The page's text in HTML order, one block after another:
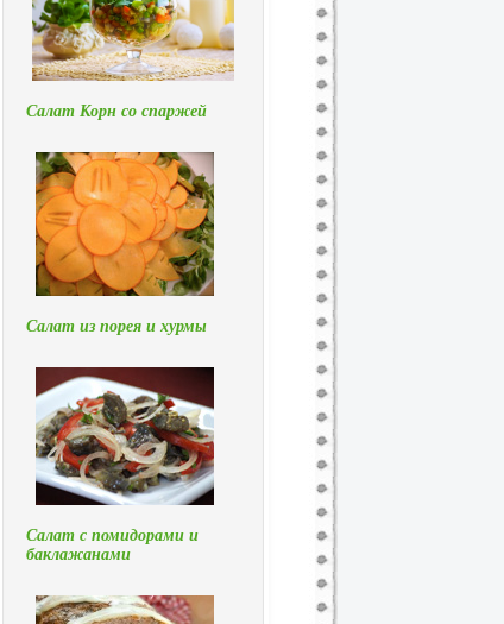
Салат Корн со спаржей
Салат из порея и хурмы
Салат с помидорами и
баклажанами